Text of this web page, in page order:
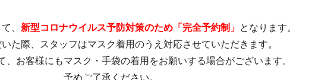
、 新型コロナウイルス予防対策のため「完全予約制」 となります。
た際、スタッフはマスク着用のうえ対応させていただきます。
、お客様にもマスク・手袋の着用をお願いする場合がございます。
予めご了承ください。